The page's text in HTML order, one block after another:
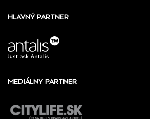
HLAVNÝ PARTNER
MEDIÁLNY PARTNER